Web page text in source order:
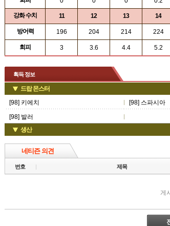
강화 수치 11 12 13 14
방어력 196 204 214 224
회피 3 3.6 4.4 5.2
획득 정보
드랍 몬스터
[98] 키에치
[98] 스파시아
[98] 발러
생산
네티즌 의견
번호 제목
게